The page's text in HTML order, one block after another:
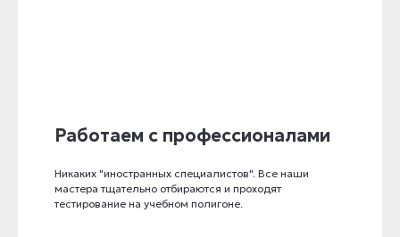
Работаем с профессионалами
Никаких "иностранных специалистов". Все наши
мастера тщательно отбираются и проходят
тестирование на учебном полигоне.